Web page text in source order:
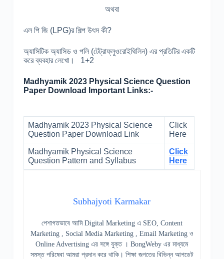
অথবা
এল পি জি (LPG)র শিল্প উৎস কী?
অ্যাসিটিক অ্যাসিড ও পলি (টেট্রাফ্লুওরোইথিলিন) এর প্রতিটির একটি
করে ব্যবহার লেখো। 1+2
Madhyamik 2023 Physical Science Question
Paper Download Important Links:-
Madhyamik 2023 Physical Science
Question Paper Download Link
Click
Here
Madhyamik Physical Science
Question Pattern and Syllabus
Click
Here
Subhajyoti Karmakar
পেশাগতভাবে আমি Digital Marketing এ SEO, Content
Marketing , Social Media Marketing , Email Marketing ও
Online Advertising এর সঙ্গে যুক্ত । BongWeby এর মাধ্যমে
সমস্ত পরিষেবা আমরা প্রদান করে থাকি। শিক্ষা জগতের বিভিন্ন আপডেট